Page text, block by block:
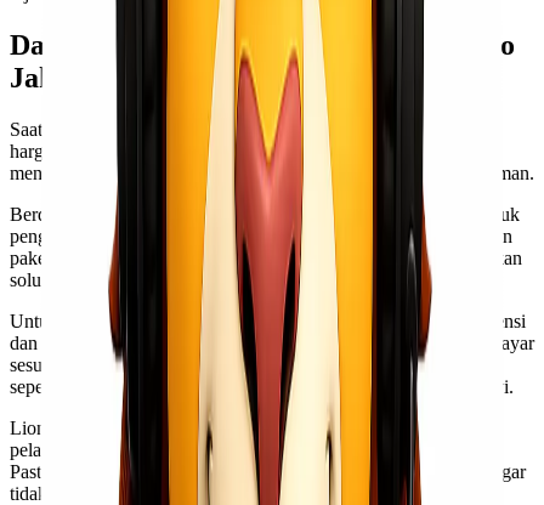
Daftar Harga dan Tarif Ekspedisi Cargo
Jakarta-Serang
Saat memilih layanan ekspedisi cargo murah Jakarta Serang
harga menjadi salah satu faktor penting. Lionel Express
menghadirkan tarif yang kompetitif untuk berbagai jenis pengiriman.
Berdasarkan ukuran dan berat barang, tarif dapat bervariasi. Untuk
pengiriman barang kecil hingga sedang, Anda bisa memanfaatkan
paket hemat yang ditawarkan oleh Lionel Express. Ini memberikan
solusi ekonomis bagi usaha kecil atau individu.
Untuk kiriman besar atau berat, biaya dihitung berdasarkan dimensi
dan bobot aktual barang. Hal ini memastikan Anda hanya membayar
sesuai dengan apa yang dikirimkan. Dengan transparansi harga
seperti ini, tidak ada lagi kekhawatiran tentang biaya tersembunyi.
Lionel Express juga sering menawarkan promo menarik untuk
pelanggan baru maupun loyalitas bagi pengguna setia mereka.
Pastikan untuk mengecek website resmi mereka secara berkala agar
tidak ketinggalan penawaran spesial.